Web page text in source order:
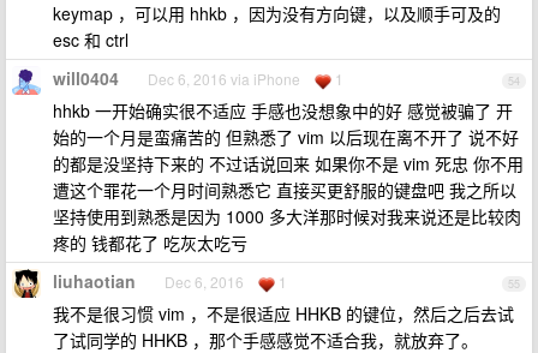
keymap ，可以用 hhkb ，因为没有方向键，以及顺手可及的
esc 和 ctrl
54
will0404 Dec 6, 2016 via iPhone 1
hhkb 一开始确实很不适应 手感也没想象中的好 感觉被骗了 开
始的一个月是蛮痛苦的 但熟悉了 vim 以后现在离不开了 说不好
的都是没坚持下来的 不过话说回来 如果你不是 vim 死忠 你不用
遭这个罪花一个月时间熟悉它 直接买更舒服的键盘吧 我之所以
坚持使用到熟悉是因为 1000 多大洋那时候对我来说还是比较肉
疼的 钱都花了 吃灰太吃亏
55
liuhaotian Dec 6, 2016 1
我不是很习惯 vim ，不是很适应 HHKB 的键位，然后之后去试
了试同学的 HHKB ，那个手感感觉不适合我，就放弃了。